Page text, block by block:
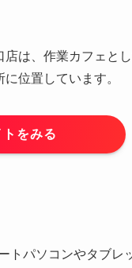
は、作業カフェと
位置しています。
をみる
パソコンやタブレ